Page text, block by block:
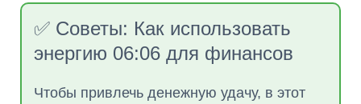
✅ Советы: Как использовать
энергию 06:06 для финансов
Чтобы привлечь денежную удачу, в этот